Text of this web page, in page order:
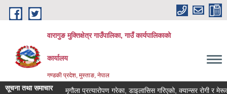
Skip to main content
वारागुङ मुक्तिक्षेत्र गाउँपालिका, गाउँ कार्यपालिकाको
कार्यालय
गण्डकी प्रदेश, मुस्ताङ, नेपाल
सूचना तथा समाचारमृगौला प्रत्यारोपण गरेका, डाइलासिस गरिएको, क्यान्सर रोगी र मेरूदण्ड